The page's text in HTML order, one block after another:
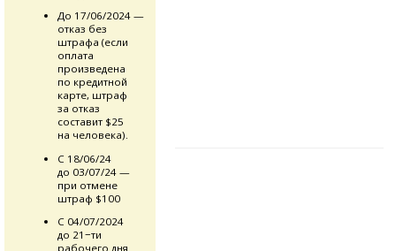
До 17/06/2024 —
отказ без
штрафа (если
оплата
произведена
по кредитной
карте, штраф
за отказ
составит $25
на человека).
С 18/06/24
до 03/07/24 —
при отмене
штраф $100
С 04/07/2024
до 21−ти
рабочего дня